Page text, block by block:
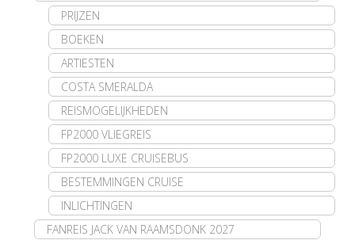
PRIJZEN
BOEKEN
ARTIESTEN
COSTA SMERALDA
REISMOGELIJKHEDEN
FP2000 VLIEGREIS
FP2000 LUXE CRUISEBUS
BESTEMMINGEN CRUISE
INLICHTINGEN
FANREIS JACK VAN RAAMSDONK 2027